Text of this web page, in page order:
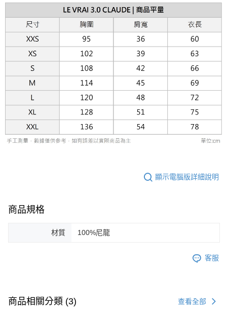
購買商品的店家。未經商家同意取消之訂單仍視為有效，需透過AFTEE先享
※ 交易是否成功請以「AFTEE先享後付 」之結帳頁面顯示為準，若有關於
是否繳費成功／繳費後需取消欲退款等相關疑問，請聯繫「AFTEE先享後付
客戶支援中心」
https://netprotections.freshdesk.com/support/home
【注意事項】
１．透過由恩沛科技股份有限公司提供之「AFTEE先享後付」服務完成之交
易，需依本服務之必要範圍內提供個人資料，並將交易相關給付款項請求債
２．關於個人資料處理事宜，請瀏覽以下網址：
https://aftee.tw/terms/#terms3
３．未成年的使用者請事先徵得法定代理人或監護人之同意方可使用
「AFTEE先享後付」，若未經同意申辦者引起之損失，本公司不負相關責
任。
４．使用「AFTEE先享後付」時，將依據個別帳號之用戶狀況，依本公司即
恩沛科技股份有限公司將有權停止該用戶之使用額度並採取法律行動。
顯示電腦版詳細說明
商品規格
材質 100%尼龍
客服
商品相關分類 (3) 查看全部